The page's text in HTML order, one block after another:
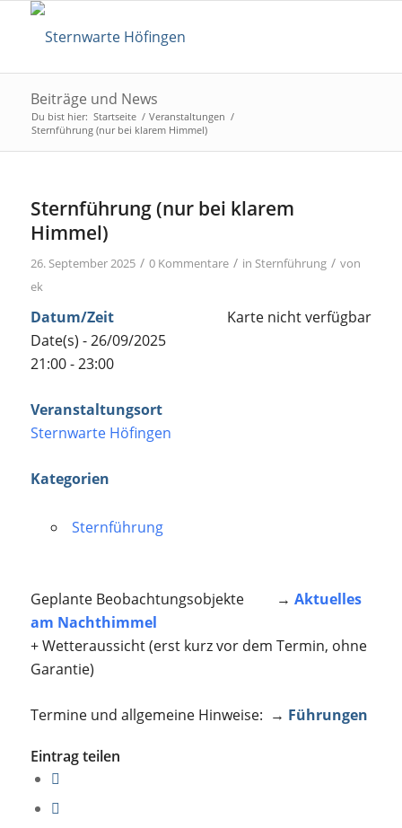
Beiträge und News
Du bist hier: Startseite / Veranstaltungen /
Sternführung (nur bei klarem Himmel)
Sternführung (nur bei klarem
Himmel)
26. September 2025 / 0 Kommentare / in Sternführung / von
ek
Karte nicht verfügbar
Datum/Zeit
Date(s) - 26/09/2025
21:00 - 23:00
Veranstaltungsort
Sternwarte Höfingen
Kategorien
Sternführung
Geplante Beobachtungsobjekte → Aktuelles
am Nachthimmel
+ Wetteraussicht (erst kurz vor dem Termin, ohne
Garantie)
Termine und allgemeine Hinweise: → Führungen
Eintrag teilen